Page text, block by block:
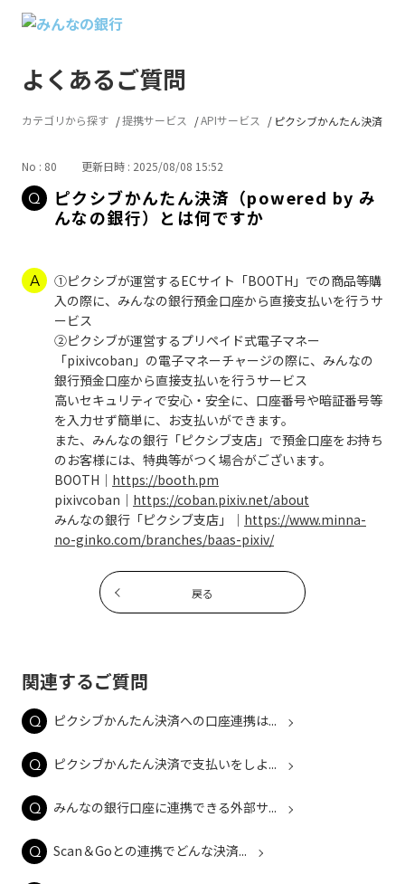
よくあるご質問
カテゴリから探す 提携サービス APIサービス ピクシブかんたん決済（
No : 80 更新日時 : 2025/08/08 15:52
ピクシブかんたん決済（powered by み
んなの銀行）とは何ですか
①ピクシブが運営するECサイト「BOOTH」での商品等購
入の際に、みんなの銀行預金口座から直接支払いを行うサ
ービス
②ピクシブが運営するプリペイド式電子マネー
「pixivcoban」の電子マネーチャージの際に、みんなの
銀行預金口座から直接支払いを行うサービス
高いセキュリティで安心・安全に、口座番号や暗証番号等
を入力せず簡単に、お支払いができます。
また、みんなの銀行「ピクシブ支店」で預金口座をお持ち
のお客様には、特典等がつく場合がございます。
BOOTH│ https://booth.pm
pixivcoban│ https://coban.pixiv.net/about
みんなの銀行「ピクシブ支店」│ https://www.minna-
no-ginko.com/branches/baas-pixiv/
戻る
関連するご質問
ピクシブかんたん決済への口座連携は...
ピクシブかんたん決済で支払いをしよ...
みんなの銀行口座に連携できる外部サ...
Scan＆Goとの連携でどんな決済...